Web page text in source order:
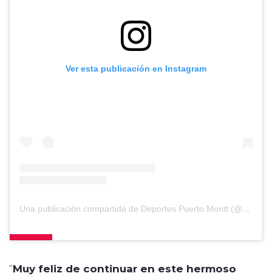
Ver esta publicación en Instagram
Una publicación compartida de Deportes Puerto Montt (@dpmchile)
“Muy feliz de continuar en este hermoso